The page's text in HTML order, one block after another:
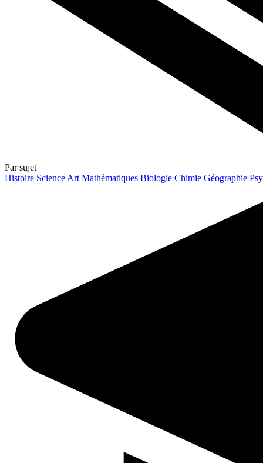
Par sujet
Histoire Science Art Mathématiques Biologie Chimie Géographie